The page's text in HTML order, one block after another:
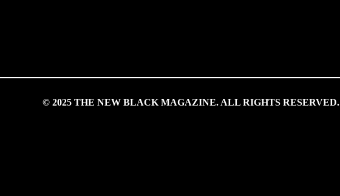
© 2025 THE NEW BLACK MAGAZINE. ALL RIGHTS RESERVED.